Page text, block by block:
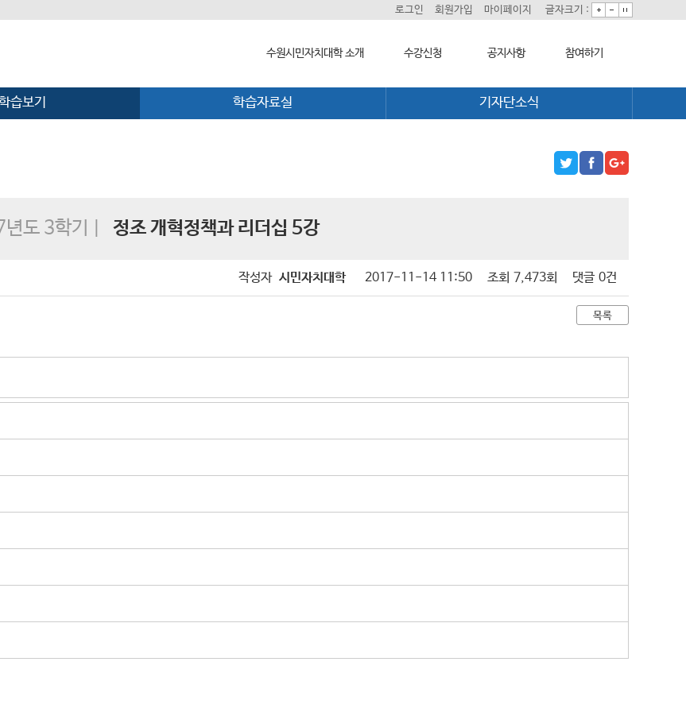
수원시민자치대학 소개
수원시민자치대학 소개
수강신청 공지사항
대학소식
참여하기
자치동아리
로그인 회원가입 마이페이지 글자크기 :
습보기 학습자료실 기자단소식
년도 3학기 | 정조 개혁정책과 리더십 5강
작성자 시민자치대학 2017-11-14 11:50 조회 7,473회 댓글 0건
목록